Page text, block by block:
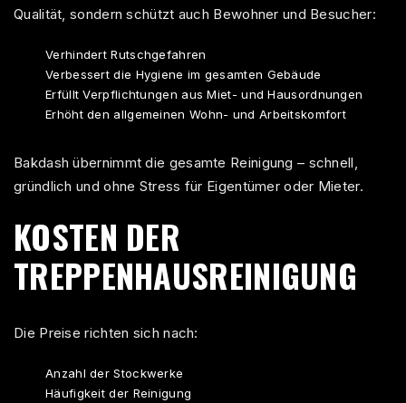
Qualität, sondern schützt auch Bewohner und Besucher:
Verhindert Rutschgefahren
Verbessert die Hygiene im gesamten Gebäude
Erfüllt Verpflichtungen aus Miet- und Hausordnungen
Erhöht den allgemeinen Wohn- und Arbeitskomfort
Bakdash übernimmt die gesamte Reinigung – schnell,
gründlich und ohne Stress für Eigentümer oder Mieter.
KOSTEN DER
TREPPENHAUSREINIGUNG
Die Preise richten sich nach:
Anzahl der Stockwerke
Häufigkeit der Reinigung